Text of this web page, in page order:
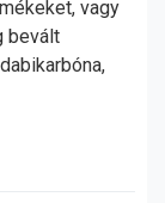
vagy
bevált